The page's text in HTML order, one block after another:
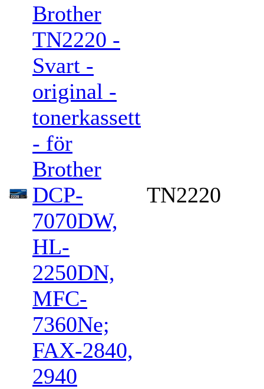
Brother
TN2220 -
Svart -
original -
tonerkassett
- för
Brother
DCP-
7070DW,
HL-
2250DN,
MFC-
7360Ne;
FAX-2840,
2940
TN2220